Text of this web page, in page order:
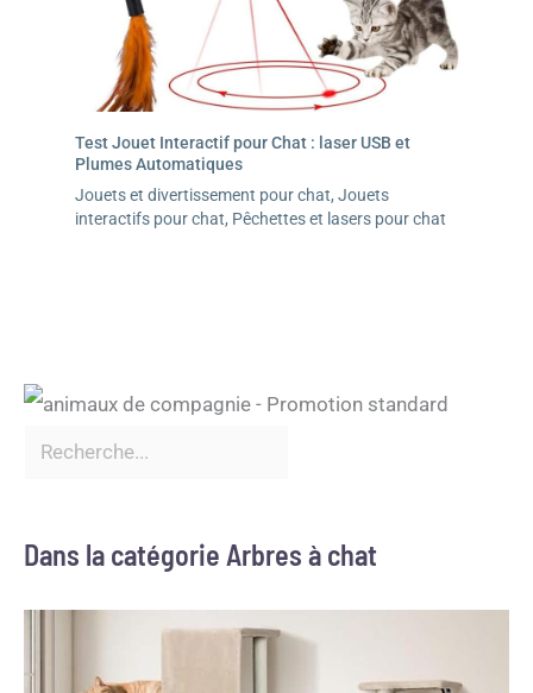
Test Jouet Interactif pour Chat : laser USB et
Plumes Automatiques
Jouets et divertissement pour chat, Jouets
interactifs pour chat, Pêchettes et lasers pour chat
Dans la catégorie Arbres à chat